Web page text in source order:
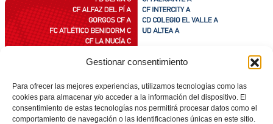
Gestionar consentimiento
Para ofrecer las mejores experiencias, utilizamos tecnologías como las
cookies para almacenar y/o acceder a la información del dispositivo. El
consentimiento de estas tecnologías nos permitirá procesar datos como el
comportamiento de navegación o las identificaciones únicas en este sitio.
Grupo B2